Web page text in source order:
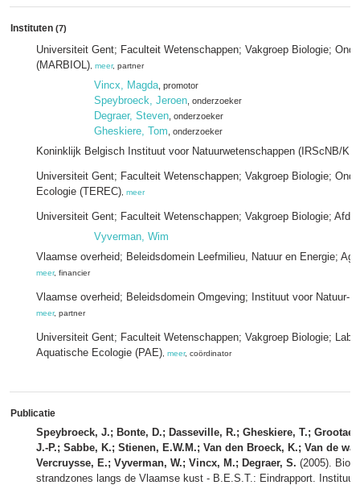
Instituten (7)
Universiteit Gent; Faculteit Wetenschappen; Vakgroep Biologie;
(MARBIOL) meer, partner
Vincx, Magda , promotor
Speybroeck, Jeroen , onderzoeker
Degraer, Steven , onderzoeker
Gheskiere, Tom , onderzoeker
Koninklijk Belgisch Instituut voor Natuurwetenschappen (IRScNB/
Universiteit Gent; Faculteit Wetenschappen; Vakgroep Biologie;
Ecologie (TEREC) meer
Universiteit Gent; Faculteit Wetenschappen; Vakgroep Biologie;
Vyverman, Wim
Vlaamse overheid; Beleidsdomein Leefmilieu, Natuur en Energie;
meer, financier
Vlaamse overheid; Beleidsdomein Omgeving; Instituut voor Natuur-
meer, partner
Universiteit Gent; Faculteit Wetenschappen; Vakgroep Biologie;
Aquatische Ecologie (PAE) meer, coördinator
Publicatie
Speybroeck, J.; Bonte, D.; Dasseville, R.; Gheskiere, T.;
J.-P.; Sabbe, K.; Stienen, E.W.M.; Van den Broeck, K.; Van de
Vercruysse, E.; Vyverman, W.; Vincx, M.; Degraer, S. (2005).
strandzones langs de Vlaamse kust - B.E.S.T.: Eindrapport. Instituut